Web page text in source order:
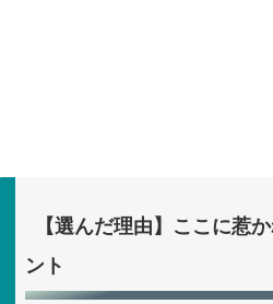
【選んだ理由】ここに惹
ント